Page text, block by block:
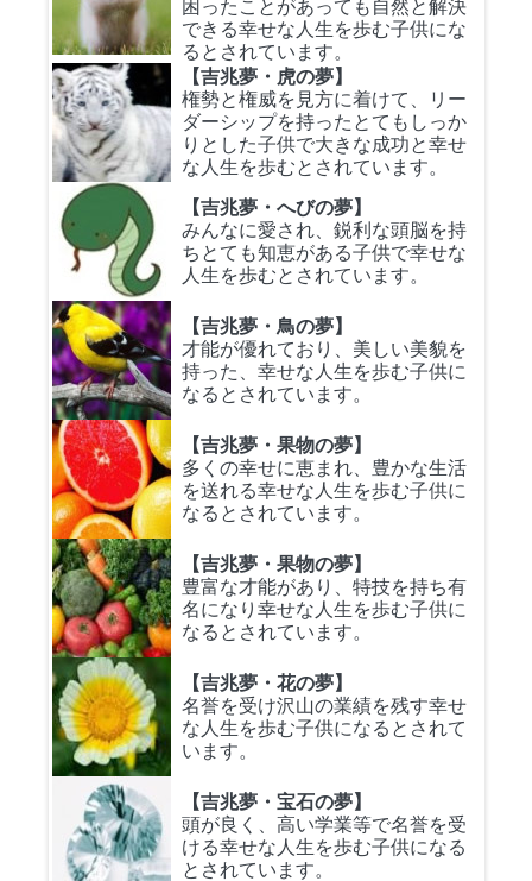
困ったことがあっても自然と解決
できる幸せな人生を歩む子供にな
るとされています。
【吉兆夢・虎の夢】
権勢と権威を見方に着けて、リー
ダーシップを持ったとてもしっか
りとした子供で大きな成功と幸せ
な人生を歩むとされています。
【吉兆夢・へびの夢】
みんなに愛され、鋭利な頭脳を持
ちとても知恵がある子供で幸せな
人生を歩むとされています。
【吉兆夢・鳥の夢】
才能が優れており、美しい美貌を
持った、幸せな人生を歩む子供に
なるとされています。
【吉兆夢・果物の夢】
多くの幸せに恵まれ、豊かな生活
を送れる幸せな人生を歩む子供に
なるとされています。
【吉兆夢・果物の夢】
豊富な才能があり、特技を持ち有
名になり幸せな人生を歩む子供に
なるとされています。
【吉兆夢・花の夢】
名誉を受け沢山の業績を残す幸せ
な人生を歩む子供になるとされて
います。
【吉兆夢・宝石の夢】
頭が良く、高い学業等で名誉を受
ける幸せな人生を歩む子供になる
とされています。